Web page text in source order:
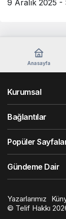
9 Aralık 2025 -
Anasayfa
Kurumsal
Bağlantılar
Popüler
Gündeme Dair
Yazarlarımız
© Telif Hakkı